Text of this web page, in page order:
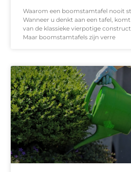
Waarom een boomstamtafel nooit
Wanneer u denkt aan een tafel,
van de klassieke vierpotige
Maar boomstamtafels zijn verre